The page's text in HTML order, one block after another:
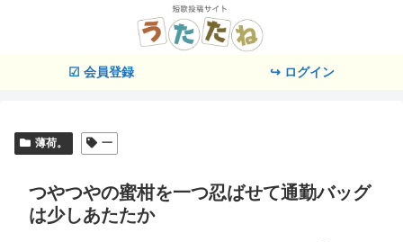
☑ 会員登録 ↪ ログイン
薄荷。 一
つやつやの蜜柑を一つ忍ばせて通勤バッグ
は少しあたたか